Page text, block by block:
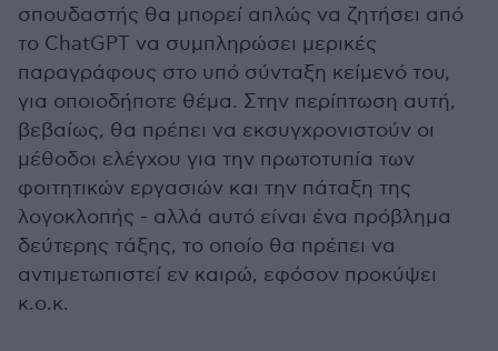
σπουδαστής θα μπορεί απλώς να ζητήσει από
το ChatGPT να συμπληρώσει μερικές
παραγράφους στο υπό σύνταξη κείμενό του,
για οποιοδήποτε θέμα. Στην περίπτωση αυτή,
βεβαίως, θα πρέπει να εκσυγχρονιστούν οι
μέθοδοι ελέγχου για την πρωτοτυπία των
φοιτητικών εργασιών και την πάταξη της
λογοκλοπής - αλλά αυτό είναι ένα πρόβλημα
δεύτερης τάξης, το οποίο θα πρέπει να
αντιμετωπιστεί εν καιρώ, εφόσον προκύψει
κ.ο.κ.